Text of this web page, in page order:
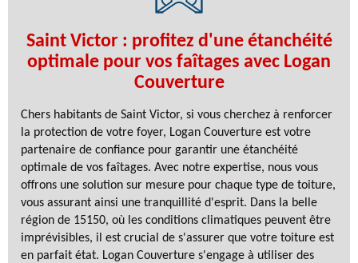
Saint Victor : profitez d'une étanchéité
optimale pour vos faîtages avec Logan
Couverture
Chers habitants de Saint Victor, si vous cherchez à renforcer
la protection de votre foyer, Logan Couverture est votre
partenaire de confiance pour garantir une étanchéité
optimale de vos faîtages. Avec notre expertise, nous vous
offrons une solution sur mesure pour chaque type de toiture,
vous assurant ainsi une tranquillité d'esprit. Dans la belle
région de 15150, où les conditions climatiques peuvent être
imprévisibles, il est crucial de s'assurer que votre toiture est
en parfait état. Logan Couverture s'engage à utiliser des